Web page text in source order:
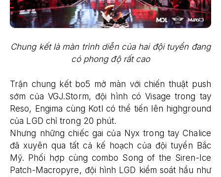
Chung kết là màn trình diễn của hai đội tuyển đang
có phong độ rất cao
Trận chung kết bo5 mở màn với chiến thuật push
sớm của VGJ.Storm, đội hình có Visage trong tay
Reso, Engima cùng Kotl có thể tiến lên highground
của LGD chỉ trong 20 phút.
Nhưng những chiếc gai của Nyx trong tay Chalice
đã xuyên qua tất cả kế hoạch của đội tuyển Bắc
Mỹ. Phối hợp cùng combo Song of the Siren-Ice
Patch-Macropyre, đội hình LGD kiểm soát hầu như